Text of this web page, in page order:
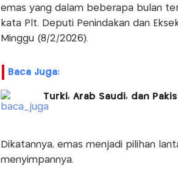
emas yang dalam beberapa bulan
kata Plt. Deputi Penindakan dan
Minggu (8/2/2026).
Baca Juga:
Turki, Arab Saudi, dan
Dikatannya, emas menjadi pilihan
menyimpannya.